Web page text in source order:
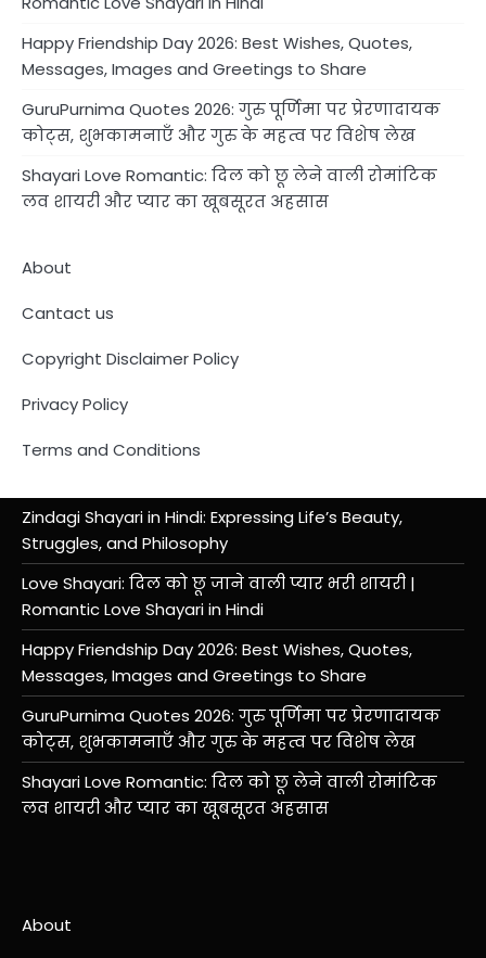
Happy Friendship Day 2026: Best Wishes, Quotes,
Messages, Images and Greetings to Share
GuruPurnima Quotes 2026: गुरु पूर्णिमा पर प्रेरणादायक
कोट्स, शुभकामनाएँ और गुरु के महत्व पर विशेष लेख
Shayari Love Romantic: दिल को छू लेने वाली रोमांटिक
लव शायरी और प्यार का खूबसूरत अहसास
About
Cantact us
Copyright Disclaimer Policy
Privacy Policy
Terms and Conditions
Zindagi Shayari in Hindi: Expressing Life’s Beauty,
Struggles, and Philosophy
Love Shayari: दिल को छू जाने वाली प्यार भरी शायरी |
Romantic Love Shayari in Hindi
Happy Friendship Day 2026: Best Wishes, Quotes,
Messages, Images and Greetings to Share
GuruPurnima Quotes 2026: गुरु पूर्णिमा पर प्रेरणादायक
कोट्स, शुभकामनाएँ और गुरु के महत्व पर विशेष लेख
Shayari Love Romantic: दिल को छू लेने वाली रोमांटिक
लव शायरी और प्यार का खूबसूरत अहसास
About